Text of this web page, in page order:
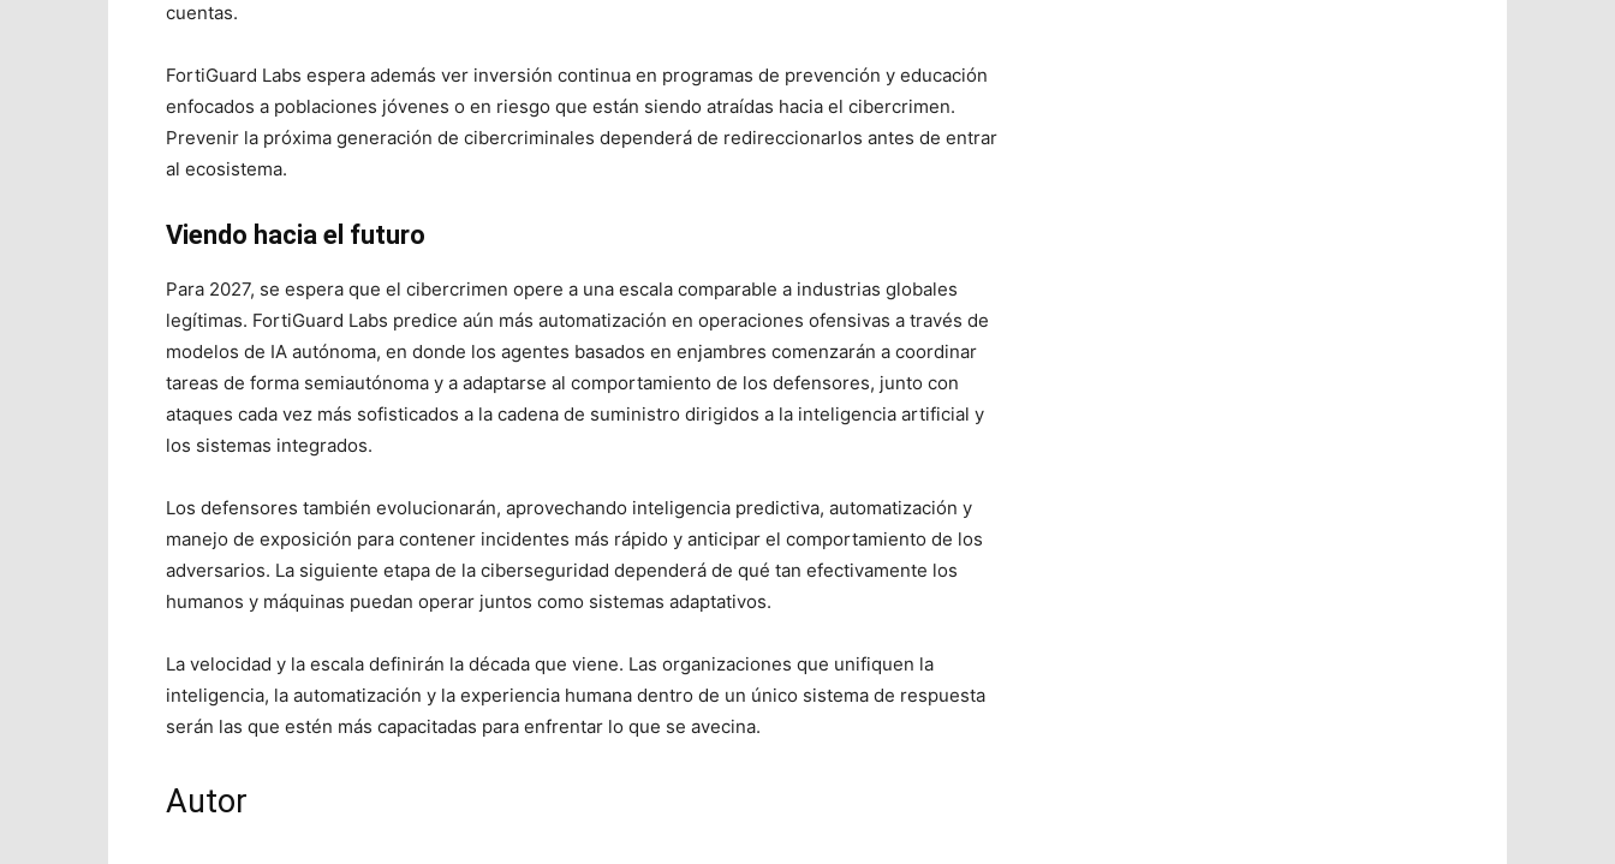
cuentas.
FortiGuard Labs espera además ver inversión continua en programas de prevención y educación
enfocados a poblaciones jóvenes o en riesgo que están siendo atraídas hacia el cibercrimen.
Prevenir la próxima generación de cibercriminales dependerá de redireccionarlos antes de entrar
al ecosistema.
Viendo hacia el futuro
Para 2027, se espera que el cibercrimen opere a una escala comparable a industrias globales
legítimas. FortiGuard Labs predice aún más automatización en operaciones ofensivas a través de
modelos de IA autónoma, en donde los agentes basados en enjambres comenzarán a coordinar
tareas de forma semiautónoma y a adaptarse al comportamiento de los defensores, junto con
ataques cada vez más sofisticados a la cadena de suministro dirigidos a la inteligencia artificial y
los sistemas integrados.
Los defensores también evolucionarán, aprovechando inteligencia predictiva, automatización y
manejo de exposición para contener incidentes más rápido y anticipar el comportamiento de los
adversarios. La siguiente etapa de la ciberseguridad dependerá de qué tan efectivamente los
humanos y máquinas puedan operar juntos como sistemas adaptativos.
La velocidad y la escala definirán la década que viene. Las organizaciones que unifiquen la
inteligencia, la automatización y la experiencia humana dentro de un único sistema de respuesta
serán las que estén más capacitadas para enfrentar lo que se avecina.
Autor